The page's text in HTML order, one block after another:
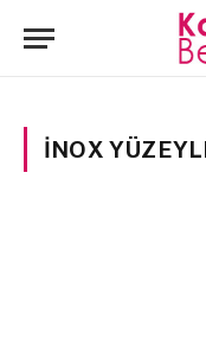
INOX